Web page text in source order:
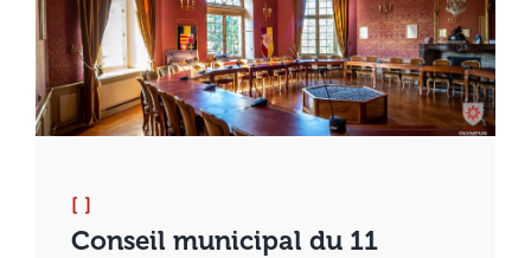
[ ]
Conseil municipal du 11